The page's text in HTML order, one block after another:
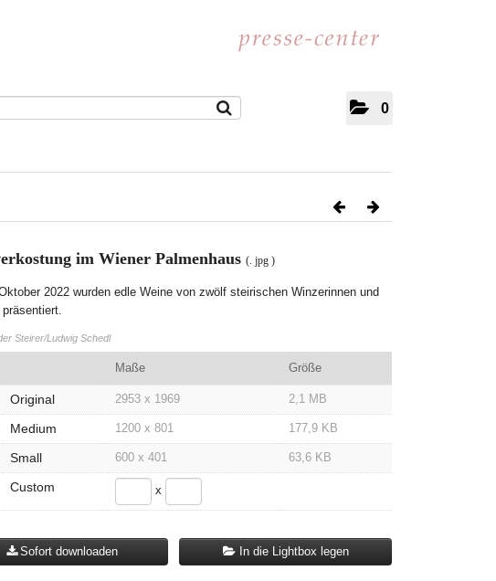
0
im Wiener Palmenhaus (. jpg )
2022 wurden edle Weine von zwölf steirischen Winzerinnen und
Steirer/Ludwig Schedl
Maße Größe
Original 2953 x 1969 2,1 MB
Medium 1200 x 801 177,9 KB
Small 600 x 401 63,6 KB
Custom x
Sofort downloaden In die Lightbox legen